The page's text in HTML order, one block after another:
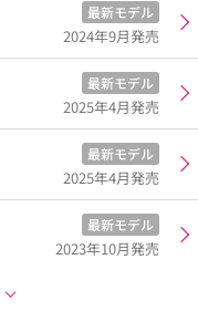
最新モデル
2024年9月発売
最新モデル
2025年4月発売
最新モデル
2025年4月発売
最新モデル
2023年10月発売